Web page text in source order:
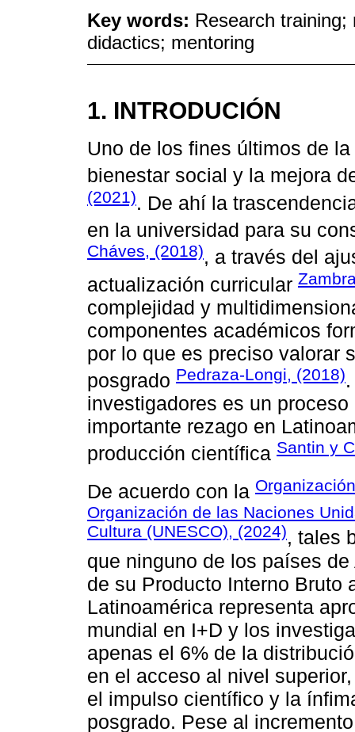
Key words: Research
didactics; mentoring
1. INTRODUCIÓN
Uno de los fines últimos de
bienestar social y la mejora
(2021). De ahí la
en la universidad para su
Cháves, (2018), a través del
actualización curricular
complejidad y
componentes académicos
por lo que es preciso valorar
posgrado Pedraza-Longi, (2018)
investigadores es un
importante rezago en
producción científica Santin y
De acuerdo con la
Organización de las Naciones
Cultura (UNESCO), (2024), tales
que ninguno de los países
de su Producto Interno Bruto
Latinoamérica representa
mundial en I+D y los
apenas el 6% de la
en el acceso al nivel
el impulso científico y la
posgrado. Pese al